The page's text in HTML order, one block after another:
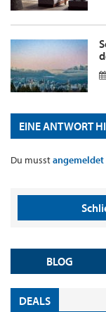
EINE ANTWORT
Du musstangemeldet
BLOG
DEALS